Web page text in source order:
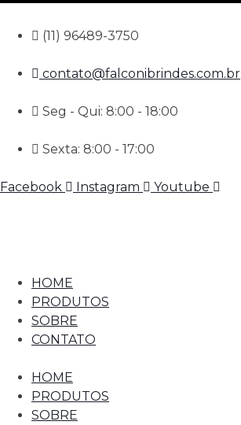
(11) 96489-3750
contato@falconibrindes.com.br
Seg - Qui: 8:00 - 18:00
Sexta: 8:00 - 17:00
Facebook Instagram Youtube
HOME
PRODUTOS
SOBRE
CONTATO
HOME
PRODUTOS
SOBRE